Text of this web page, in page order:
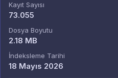
Kayıt Sayısı
73.055
Dosya Boyutu
2.18 MB
İndeksleme Tarihi
18 Mayıs 2026